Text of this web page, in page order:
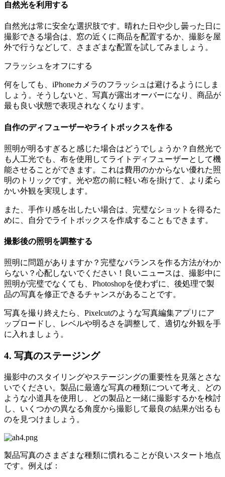
自然光を利用する
自然光は常に安全な選択肢です。晴れた日や少し曇った日に
撮影できる場合は、窓の近くに商品を配置するか、撮影を屋
外で行うなどして、さまざまな配置を試してみましょう。
フラッシュをオフにする
何をしても、iPhoneカメラのフラッシュは避けるようにしま
しょう。そうしないと、写真が露出オーバーになり、商品が
最も良い状態で表現されなくなります。
自作のディフューザーやライトボックスを作る
照明が明るすぎると感じた場合はどうでしょうか？自然光で
も人工光でも、布を使用してライトディフューザーとして機
能させることができます。これは費用のかからない優れた照
明のトリックです。光や窓の前に軽い布を掛けて、より柔ら
かい外観を実現します。
また、手作り感を出したい場合は、完璧なショットを得るた
めに、自分でライトボックスを作成することもできます。
撮影後の照明を調整する
照明に問題がありますか？完璧なバランスを作る方法がわか
らない？心配しないでください！良いニュースは、撮影中に
照明が完璧でなくても、Photoshopを使わずに、後処理で製
品の写真を修正できるチャンスがあることです。
写真を撮り終えたら、Pixelcutのような写真編集アプリにア
ップロードし、レベルや明るさを調整して、適切な外観を手
に入れましょう。
4. 写真のステージング
撮影中のスタイリングやステージングの重要性を見落とさな
いでください。製品に最適な写真の種類について考え、どの
ような小道具を使用し、どの製品と一緒に撮影するかを検討
し、いくつかの異なる角度から撮影して最良の結果が出るも
のを見つけましょう。
製品写真のさまざまな種類に慣れることが良いスタート地点
です。例えば：